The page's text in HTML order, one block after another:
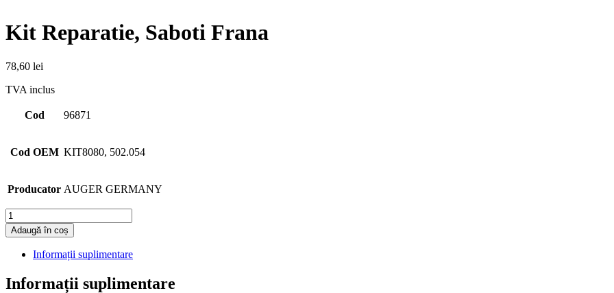
Kit Reparatie, Saboti Frana
78,60 lei
TVA inclus
Cod 96871
Cod OEM KIT8080, 502.054
Producator AUGER GERMANY
Cantitate
Adaugă în coș
Informații suplimentare
Informații suplimentare